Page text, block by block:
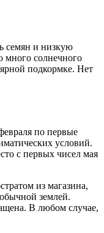
семян и низкую
много солнечного
подкормке. Нет
по первые
условий.
с первых чисел мая
из магазина,
землей.
В любом случае,